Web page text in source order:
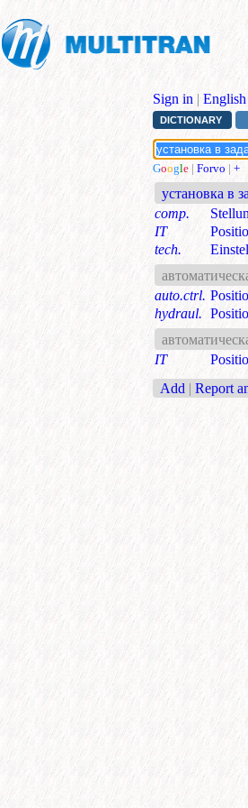
Sign in | English
DICTIONARY
Google | Forvo | +
установка в
comp.
IT
tech.
auto.ctrl.
hydraul.
IT
Add | Report